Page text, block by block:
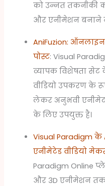
को उन्नत तकनीकी
और एनीमेशन बनाने
AniFuzion:
पोस्ट: Visual
व्यापक विशेषता
वीडियो उपकरण के
लेकर अनुभवी
के लिए उपयुक्त है।
Visual Paradigm के
एनीमेटेड वीडियो
Paradigm Online
और 3D एनीमेशन